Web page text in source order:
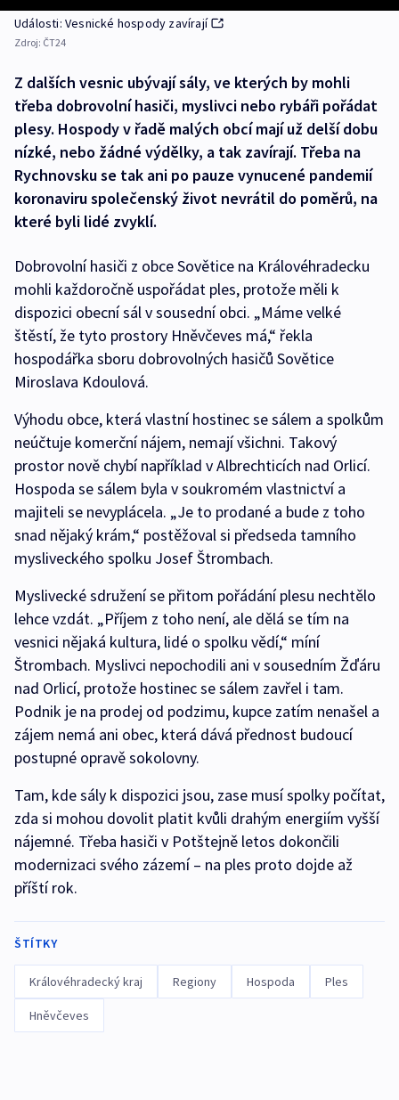
Události: Vesnické hospody zavírají
Zdroj: ČT24
Z dalších vesnic ubývají sály, ve kterých by mohli
třeba dobrovolní hasiči, myslivci nebo rybáři pořádat
plesy. Hospody v řadě malých obcí mají už delší dobu
nízké, nebo žádné výdělky, a tak zavírají. Třeba na
Rychnovsku se tak ani po pauze vynucené pandemií
koronaviru společenský život nevrátil do poměrů, na
které byli lidé zvyklí.
Dobrovolní hasiči z obce Sovětice na Královéhradecku
mohli každoročně uspořádat ples, protože měli k
dispozici obecní sál v sousední obci. „Máme velké
štěstí, že tyto prostory Hněvčeves má,“ řekla
hospodářka sboru dobrovolných hasičů Sovětice
Miroslava Kdoulová.
Výhodu obce, která vlastní hostinec se sálem a spolkům
neúčtuje komerční nájem, nemají všichni. Takový
prostor nově chybí například v Albrechticích nad Orlicí.
Hospoda se sálem byla v soukromém vlastnictví a
majiteli se nevyplácela. „Je to prodané a bude z toho
snad nějaký krám,“ postěžoval si předseda tamního
mysliveckého spolku Josef Štrombach.
Myslivecké sdružení se přitom pořádání plesu nechtělo
lehce vzdát. „Příjem z toho není, ale dělá se tím na
vesnici nějaká kultura, lidé o spolku vědí,“ míní
Štrombach. Myslivci nepochodili ani v sousedním Žďáru
nad Orlicí, protože hostinec se sálem zavřel i tam.
Podnik je na prodej od podzimu, kupce zatím nenašel a
zájem nemá ani obec, která dává přednost budoucí
postupné opravě sokolovny.
Tam, kde sály k dispozici jsou, zase musí spolky počítat,
zda si mohou dovolit platit kvůli drahým energiím vyšší
nájemné. Třeba hasiči v Potštejně letos dokončili
modernizaci svého zázemí – na ples proto dojde až
příští rok.
ŠTÍTKY
Královéhradecký kraj Regiony Hospoda Ples
Hněvčeves